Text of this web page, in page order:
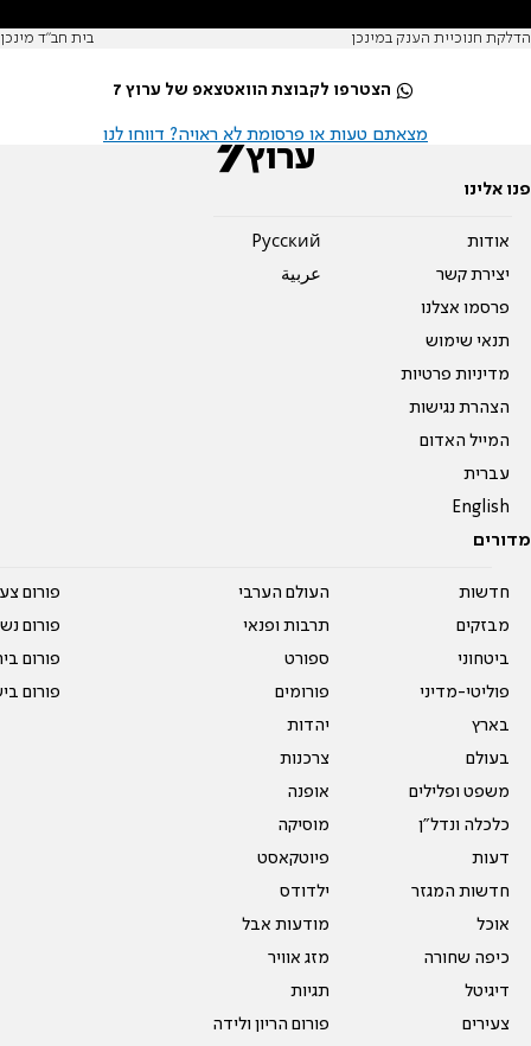
הדלקת חנוכיית הענק במינכן בית חב"ד מינכן
הצטרפו לקבוצת הוואטצאפ של ערוץ 7
מצאתם טעות או פרסומת לא ראויה? דווחו לנו
פנו אלינו
אודות
יצירת קשר
פרסמו אצלנו
תנאי שימוש
מדיניות פרטיות
הצהרת נגישות
המייל האדום
עברית
English
Pусский
عربية
מדורים
חדשות
מבזקים
ביטחוני
פוליטי-מדיני
בארץ
בעולם
משפט ופלילים
כלכלה ונדל"ן
דעות
חדשות המגזר
אוכל
כיפה שחורה
דיגיטל
צעירים
העולם הערבי
תרבות ופנאי
ספורט
פורומים
יהדות
צרכנות
אופנה
מוסיקה
פיוטקאסט
ילדודס
מודעות אבל
מזג אוויר
תגיות
פורום הריון ולידה
פורום
פורום
פורום
פורום